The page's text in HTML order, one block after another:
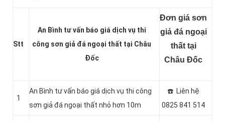
Stt
An Bình tư vấn báo giá dịch vụ thi
công sơn giả đá ngoại thất tại Châu
Đốc
Đơn giá sơn
giả đá ngoại
thất tại
Châu Đốc
1
An Bình tư vấn báo giá dịch vụ thi công
sơn giả đá ngoại thất nhỏ hơn 10m
☎️ Liên hệ
0825 841 514